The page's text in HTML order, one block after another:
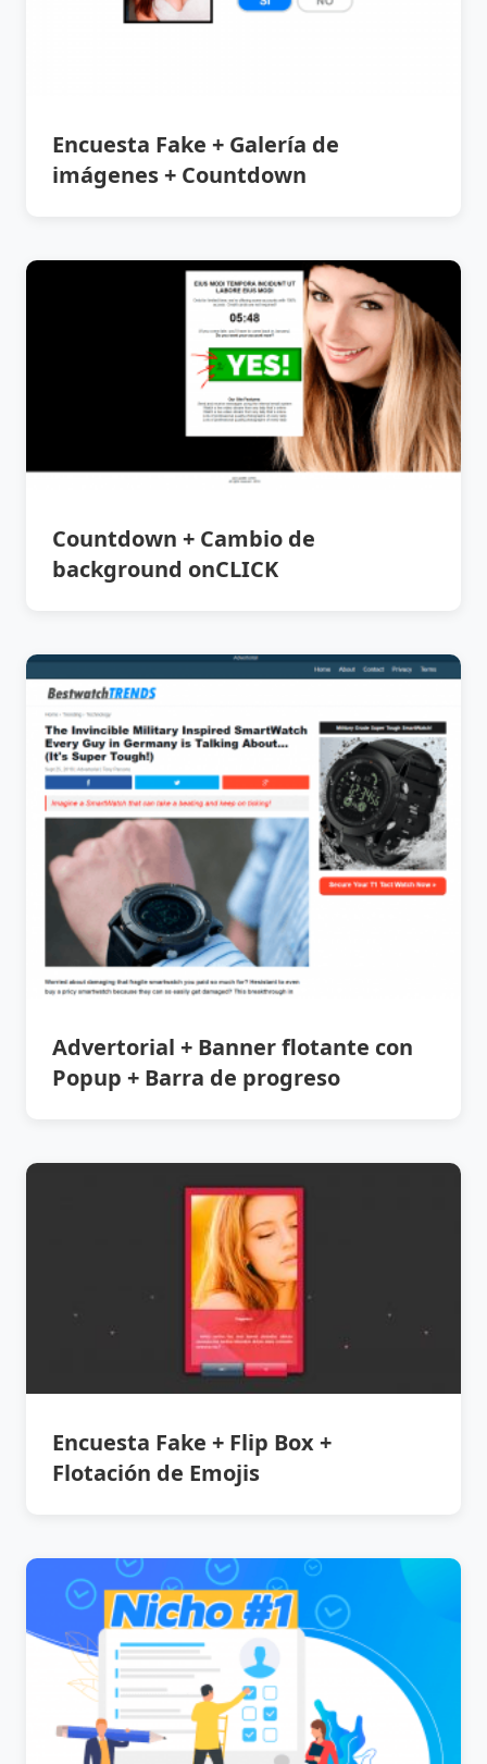
Encuesta Fake + Galería de
imágenes + Countdown
Countdown + Cambio de
background onCLICK
Advertorial + Banner flotante con
Popup + Barra de progreso
Encuesta Fake + Flip Box +
Flotación de Emojis